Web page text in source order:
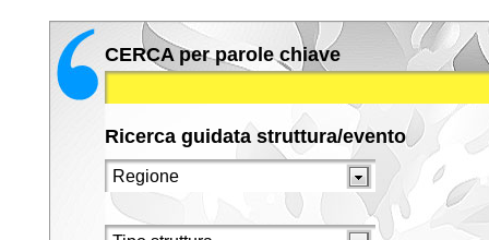
CERCA per parole chiave
Ricerca guidata struttura/evento